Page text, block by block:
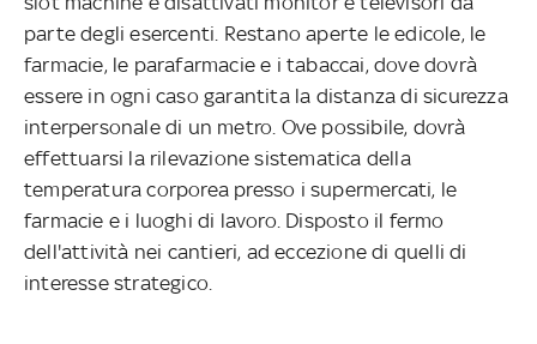
parte degli esercenti. Restano aperte le edicole, le
farmacie, le parafarmacie e i tabaccai, dove dovrà
essere in ogni caso garantita la distanza di sicurezza
interpersonale di un metro. Ove possibile, dovrà
effettuarsi la rilevazione sistematica della
temperatura corporea presso i supermercati, le
farmacie e i luoghi di lavoro. Disposto il fermo
dell'attività nei cantieri, ad eccezione di quelli di
interesse strategico.